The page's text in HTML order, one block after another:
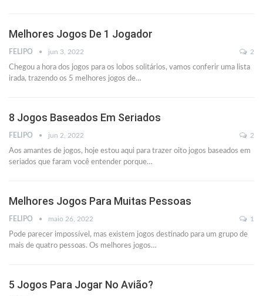
Melhores Jogos De 1 Jogador
FELIPO jun 3, 2022 2
Chegou a hora dos jogos para os lobos solitários, vamos conferir uma lista
irada, trazendo os 5 melhores jogos de…
8 Jogos Baseados Em Seriados
FELIPO jun 2, 2022 2
Aos amantes de jogos, hoje estou aqui para trazer oito jogos baseados em
seriados que faram você entender porque…
Melhores Jogos Para Muitas Pessoas
FELIPO maio 26, 2022 1
Pode parecer impossível, mas existem jogos destinado para um grupo de
mais de quatro pessoas. Os melhores jogos…
5 Jogos Para Jogar No Avião?